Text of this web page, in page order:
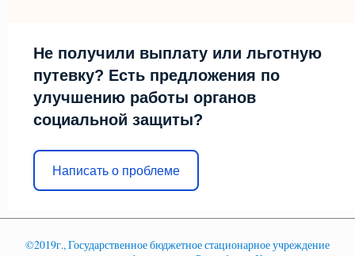
Не получили выплату или льготную
путевку? Есть предложения по
улучшению работы органов
социальной защиты?
Написать о проблеме
©2019г., Государственное бюджетное стационарное учреждение